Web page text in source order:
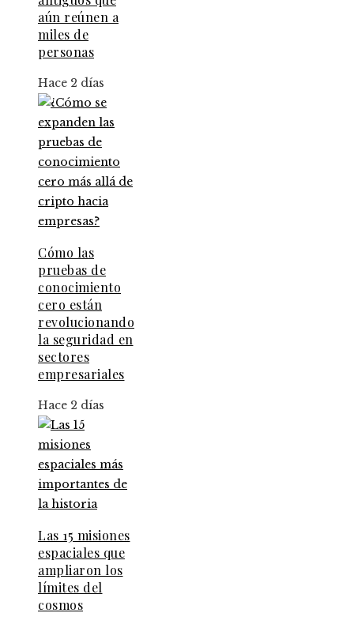
aún reúnen a
miles de
personas
Hace 2 días
Cómo las
pruebas de
conocimiento
cero están
revolucionando
la seguridad en
sectores
empresariales
Hace 2 días
Las 15 misiones
espaciales que
ampliaron los
límites del
cosmos